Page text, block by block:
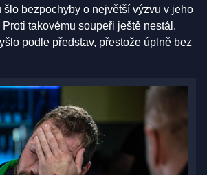
šlo bezpochyby o největší výzvu v jeho
takovému soupeři ještě nestál.
podle představ, přestože úplně bez